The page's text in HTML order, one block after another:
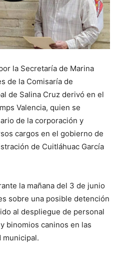
la Secretaría de Marina
de la Comisaría de
de Salina Cruz derivó en el
Valencia, quien se
de la corporación y
cargos en el gobierno de
de Cuitláhuac García
la mañana del 3 de junio
sobre una posible detención
al despliegue de personal
binomios caninos en las
municipal.